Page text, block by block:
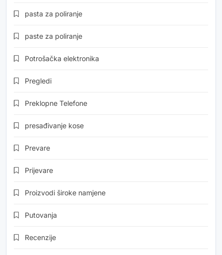
pasta za poliranje
paste za poliranje
Potrošačka elektronika
Pregledi
Preklopne Telefone
presađivanje kose
Prevare
Prijevare
Proizvodi široke namjene
Putovanja
Recenzije